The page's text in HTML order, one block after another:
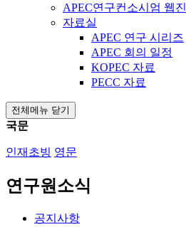
APEC연구컨소시엄 웹진
자료실
APEC 연구 시리즈
APEC 회의 일정
KOPEC 자료
PECC 자료
전체메뉴 닫기
국문
인재초빙 영문
연구원소식
공지사항